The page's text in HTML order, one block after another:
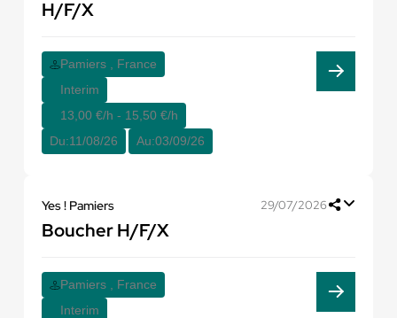
H/F/X
Pamiers , France
Interim
13,00 €/h - 15,50 €/h
Du:11/08/26 Au:03/09/26
Yes ! Pamiers 29/07/2026
Boucher H/F/X
Pamiers , France
Interim